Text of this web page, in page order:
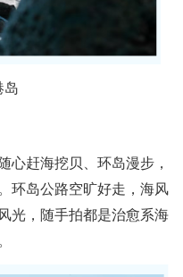
岛
心赶海挖贝、环岛漫步，
环岛公路空旷好走，海风
光，随手拍都是治愈系海